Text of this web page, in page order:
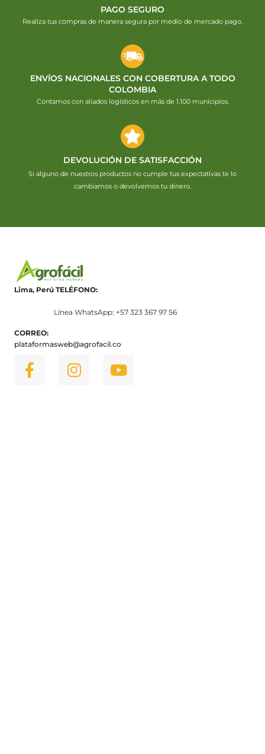
PAGO SEGURO
Realiza tus compras de manera segura por medio de mercado pago.
ENVÍOS NACIONALES CON COBERTURA A TODO
COLOMBIA
Contamos con aliados logísticos en más de 1.100 municipios.
DEVOLUCIÓN DE SATISFACCIÓN
Si alguno de nuestros productos no cumple tus expectativas te lo
cambiamos o devolvemos tu dinero.
Lima, Perú TELÉFONO:
Línea WhatsApp: +57 323 367 97 56
CORREO:
plataformasweb@agrofacil.co